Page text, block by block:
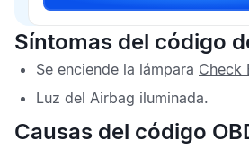
Síntomas del código
Se enciende la lámpara Check
Luz del Airbag iluminada.
Causas del código